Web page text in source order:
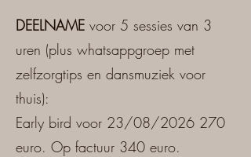
DEELNAME voor 5 sessies van 3
uren (plus whatsappgroep met
zelfzorgtips en dansmuziek voor
thuis):
Early bird voor 23/08/2026 270
euro. Op factuur 340 euro.